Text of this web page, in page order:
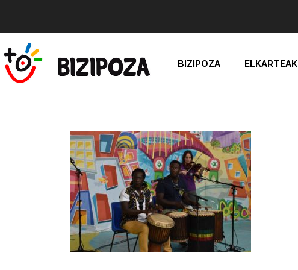
BIZIPOZA ELKARTEAK